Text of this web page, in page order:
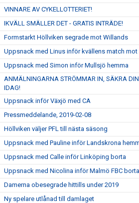
VINNARE AV CYKELLOTTERIET!
IKVÄLL SMÄLLER DET - GRATIS INTRÄDE!
Formstarkt Höllviken segrade mot Willands
Uppsnack med Linus inför kvällens match mot
Uppsnack med Simon inför Mullsjö hemma
ANMÄLNINGARNA STRÖMMAR IN, SÄKRA
IDAG!
Uppsnack inför Växjö med CA
Pressmeddelande, 2019-02-08
Höllviken väljer PFL till nästa säsong
Uppsnack med Pauline inför Landskrona
Uppsnack med Calle inför Linköping borta
Uppsnack med Nicolina inför Malmö FBC borta
Damerna obesegrade hittills under 2019
Ny spelare utlånad till damlaget